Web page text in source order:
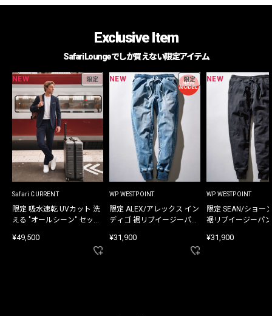
Exclusive Item
Safari Loungeでしか買えない限定アイテム
NEW 限定
Safari CURRENT
限定 吸水速乾 UVカット 洗
える "オールシーン" セット
¥49,500
NEW 限定
WP WESTPOINT
限定 ALEX/アレックス イン
ディゴ 裾リブイージーパン
¥31,900
NEW
WP WESTPOINT
限定 SEAN/ショー
裾リブイージーパ
¥31,900